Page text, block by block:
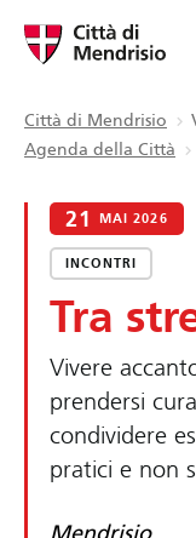
Città di Mendrisio
Agenda della Città
21 MAI 2026
INCONTRI
Tra
Vivere
prendersi
condividere
pratici e non